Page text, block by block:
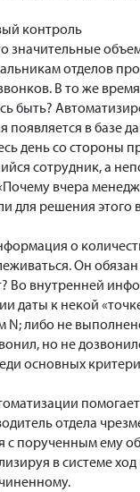
контроль
значительные
отделов
В то же
быть?
появляется в базе
день со стороны
сотрудник, а
вчера
для решения этого
о
Он
Во внутренней
даты к некой
N; либо не
но не
основных
отдела
с порученным ему
в системе